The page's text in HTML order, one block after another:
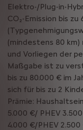
Elektro-/Plug-in-
CO₂-Emission bis zu
(mindestens 80
und Vorliegen der
Maßgabe ist zu
bis zu 80.000 € im
sich für bis zu 2
Prämie:
5.000 €/ PHEV
4.000 €/PHEV